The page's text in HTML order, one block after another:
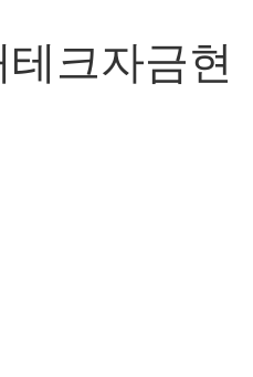
크자금현